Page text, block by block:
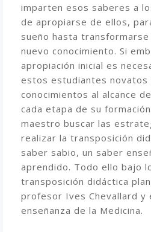
imparten esos saberes a
de apropiarse de ellos,
sueño hasta
nuevo conocimiento. Si
apropiación inicial es
estos estudiantes novatos
conocimientos al alcance
cada etapa de su
maestro buscar las
realizar la transposición
saber sabio, un saber
aprendido. Todo ello bajo
transposición didáctica
profesor Ives Chevallard y
enseñanza de la Medicina.